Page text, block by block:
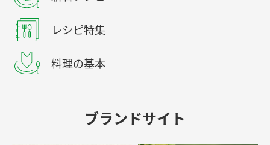
レシピ特集
料理の基本
ブランドサイト